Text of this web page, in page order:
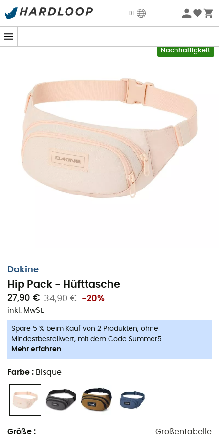
DE
Sommerangebote🔥 -5% EXTRA ab 2 Produkten* Code
Nachhaltigkeit
Dakine
Hip Pack - Hüfttasche
27,90 € 34,90 € -20%
inkl. MwSt.
Spare 5 % beim Kauf von 2 Produkten, ohne
Mindestbestellwert, mit dem Code Summer5.
Mehr erfahren
Farbe : Bisque
Größe : Größentabelle
Hip PackvonDakineist dieBauchtasche
denen dieser
der ideale Begleiter ist, als